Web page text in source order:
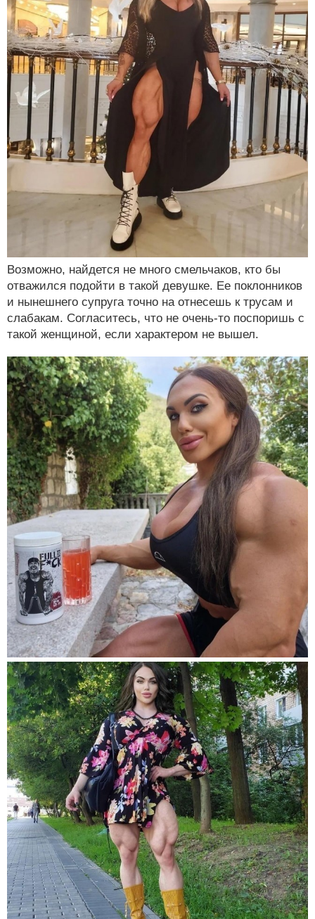
Возможно, найдется не много смельчаков, кто бы
отважился подойти в такой девушке. Ее поклонников
и нынешнего супруга точно на отнесешь к трусам и
слабакам. Согласитесь, что не очень-то поспоришь с
такой женщиной, если характером не вышел.